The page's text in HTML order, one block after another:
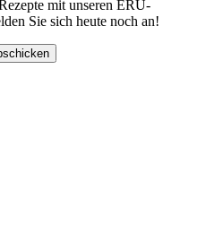
mit unseren ERU-
Sie sich heute noch an!